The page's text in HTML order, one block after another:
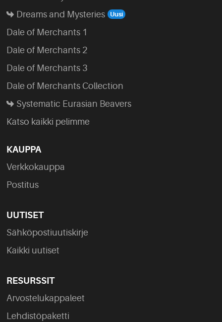
Dreams and Mysteries
Dale of Merchants 1
Dale of Merchants 2
Dale of Merchants 3
Dale of Merchants Collection
Systematic Eurasian Beavers
Katso kaikki pelimme
KAUPPA
Verkkokauppa
Postitus
UUTISET
Sähköpostiuutiskirje
Kaikki uutiset
RESURSSIT
Arvostelukappaleet
Lehdistöpaketti